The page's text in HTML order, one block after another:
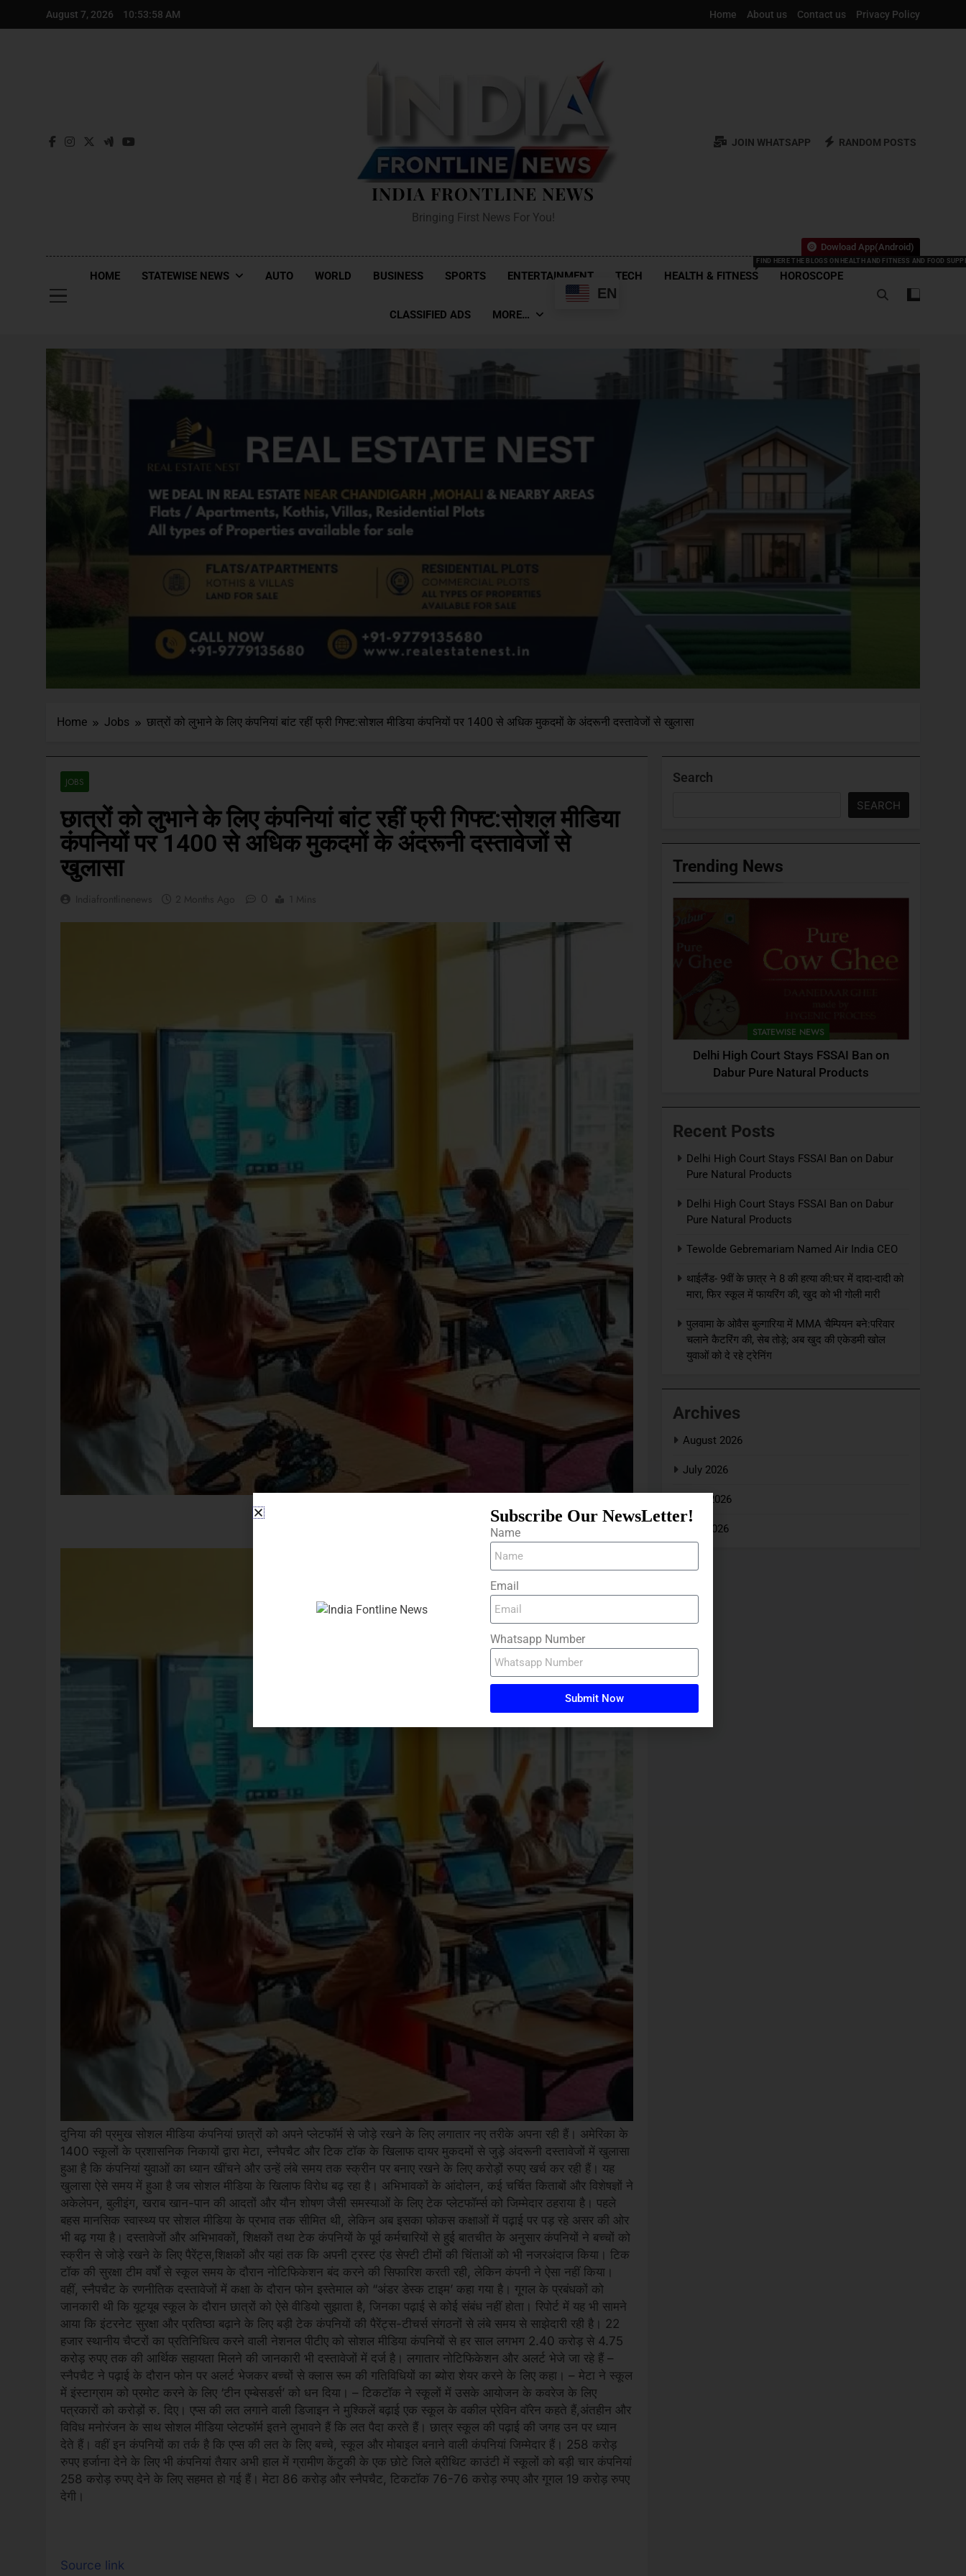
August 7, 2026 10:54:00 AM Home About us Contact us Privacy Policy
INDIA FRONTLINE NEWS
Bringing First News For You!
JOIN WHATSAPP RANDOM POSTS
HOME STATEWISE NEWS AUTO WORLD BUSINESS SPORTS ENTERTAINMENT TECH HEALTH & FITNESS
FIND HERE THE BLOGS ON HEALTH AND FITNESS AND FOOD
HOROSCOPE
CLASSIFIED ADS MORE…
EN
Dowload App(Android)
Home Jobs छात्रों को लुभाने के लिए कंपनियां बांट रहीं फ्री गिफ्ट:सोशल मीडिया कंपनियों पर 1400 से अधिक मुकदमों के अंदरूनी दस्तावेजों से खुलासा‎
JOBS
छात्रों को लुभाने के लिए कंपनियां बांट रहीं फ्री गिफ्ट:सोशल मीडिया
कंपनियों पर 1400 से अधिक मुकदमों के अंदरूनी दस्तावेजों से
खुलासा‎
Indiafrontlinenews 2 Months Ago 0 1 Mins
दुनिया की प्रमुख सोशल मीडिया कंपनियां छात्रों को अपने प्लेटफॉर्म से जोड़े रखने के लिए लगातार नए तरीके अपना रही हैं। अमेरिका के
1400 स्कूलों के प्रशासनिक निकायों द्वारा मेटा, स्नैपचैट और टिक टॉक के खिलाफ दायर मुकदमों से जुड़े अंदरूनी दस्तावेजों में खुलासा
हुआ है कि कंपनियां युवाओं का ध्यान खींचने और उन्हें लंबे समय तक स्क्रीन पर बनाए रखने के लिए करोड़ों रुपए खर्च कर रही हैं। यह
खुलासा ऐसे समय में हुआ है जब सोशल मीडिया के खिलाफ विरोध बढ़ रहा है। अभिभावकों के आंदोलन, कई चर्चित किताबों और विशेषज्ञों ने
अकेलेपन, बुलीइंग, खराब खान-पान की आदतों और यौन शोषण जैसी समस्याओं के लिए टेक प्लेटफॉर्म्स को जिम्मेदार ठहराया है। पहले
बहस मानसिक स्वास्थ्य पर सोशल मीडिया के प्रभाव तक सीमित थी, लेकिन अब इसका फोकस कक्षाओं में पढ़ाई पर पड़ रहे असर की ओर
भी बढ़ गया है। दस्तावेजों और अभिभावकों, शिक्षकों तथा टेक कंपनियों के पूर्व कर्मचारियों से हुई बातचीत के अनुसार कंपनियों ने बच्चों को
स्क्रीन से जोड़े रखने के लिए पैरेंट्स,शिक्षकों और यहां तक कि अपनी ट्रस्ट एंड सेफ्टी टीमों की चिंताओं को भी नजरअंदाज किया। टिक
टॉक की सुरक्षा टीम वर्षों से स्कूल समय के दौरान नोटिफिकेशन बंद करने की सिफारिश करती रही, लेकिन कंपनी ने ऐसा नहीं किया।
वहीं, स्नैपचैट के रणनीतिक दस्तावेजों में कक्षा के दौरान फोन इस्तेमाल को “अंडर डेस्क टाइम’ कहा गया है। गूगल के प्रबंधकों को
जानकारी थी कि यूट्यूब स्कूल के दौरान छात्रों को ऐसे वीडियो सुझाता है, जिनका पढ़ाई से कोई संबंध नहीं होता। रिपोर्ट में यह भी सामने
आया कि इंटरनेट सुरक्षा और प्रतिष्ठा बढ़ाने के लिए बड़ी टेक कंपनियों की पैरेंट्स-टीचर्स संगठनों से लंबे समय से साझेदारी रही है। 22
हजार स्थानीय चैप्टरों का प्रतिनिधित्व करने वाली नेशनल पीटीए को सोशल मीडिया कंपनियों से हर साल लगभग 2.40 करोड़ से 4.75
करोड़ रुपए तक की आर्थिक सहायता मिलने की जानकारी भी दस्तावेजों में दर्ज है। लगातार नोटिफिकेशन और अलर्ट भेजे जा रहे हैं –
स्नैपचैट ने पढ़ाई के दौरान फोन पर अलर्ट भेजकर बच्चों से क्लास रूम की गतिविधियों का ब्योरा शेयर करने के लिए कहा। – मेटा ने स्कूल
में इंस्टाग्राम को प्रमोट करने के लिए ‘टीन एम्बेसडर्स’ को धन दिया। – टिकटॉक ने स्कूलों में उसके आयोजन के कवरेज के लिए
पत्रकारों को करोड़ों रु. दिए। एप्स की लत लगाने वाली डिजाइन ने मुश्किलें बढ़ाई एक स्कूल के वकील प्रेविन वॉरेन कहते हैं,अंतहीन और
विविध मनोरंजन के साथ सोशल मीडिया प्लेटफॉर्म इतने लुभावने हैं कि लत पैदा करते हैं। छात्र स्कूल की पढ़ाई की जगह उन पर ध्यान
देते हैं। वहीं इन कंपनियों का तर्क है कि एप्स की लत के लिए बच्चे, स्कूल और मोबाइल बनाने वाली कंपनियां जिम्मेदार हैं। 258 करोड़
रुपए हर्जाना देने के लिए भी कंपनियां तैयार अभी हाल में ग्रामीण केंटुकी के एक छोटे जिले ब्रीथिट काउंटी में स्कूलों को बड़ी चार कंपनियां
258 करोड़ रुपए देने के लिए सहमत हो गई हैं। मेटा 86 करोड़ और स्नैपचैट, टिकटॉक 76-76 करोड़ रुपए और गूगल 19 करोड़ रुपए
देगी।
Source link
Search
SEARCH
Trending News
STATEWISE NEWS
Delhi High Court Stays FSSAI Ban on
Dabur Pure Natural Products
Recent Posts
Delhi High Court Stays FSSAI Ban on Dabur
Pure Natural Products
Delhi High Court Stays FSSAI Ban on Dabur
Pure Natural Products
Tewolde Gebremariam Named Air India CEO
थाईलैंड- 9वीं के छात्र ने 8 की हत्या की:घर में दादा-दादी को
मारा, फिर स्कूल में फायरिंग की, खुद को भी गोली मारी
पुलवामा के ओवैस बुल्गारिया में MMA चैम्पियन बने:परिवार
चलाने कैट​रिंग की, सेब तोड़े; अब खुद की एकेडमी खोल
युवाओं को दे रहे ट्रेनिंग
Archives
August 2026
July 2026
June 2026
May 2026
Subscribe Our NewsLetter!
Name
Email
Whatsapp Number
Submit Now